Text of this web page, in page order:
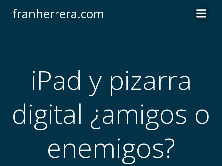
franherrera.com
iPad y pizarra
digital ¿amigos o
enemigos?